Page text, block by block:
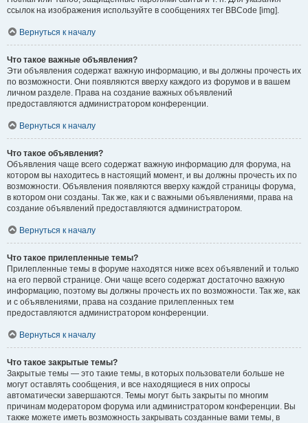
ссылок на изображения используйте в сообщениях тег BBCode [img].
Вернуться к началу
Что такое важные объявления?
Эти объявления содержат важную информацию, и вы должны прочесть их
по возможности. Они появляются вверху каждого из форумов и в вашем
личном разделе. Права на создание важных объявлений
предоставляются администратором конференции.
Вернуться к началу
Что такое объявления?
Объявления чаще всего содержат важную информацию для форума, на
котором вы находитесь в настоящий момент, и вы должны прочесть их по
возможности. Объявления появляются вверху каждой страницы форума,
в котором они созданы. Так же, как и с важными объявлениями, права на
создание объявлений предоставляются администратором.
Вернуться к началу
Что такое прилепленные темы?
Прилепленные темы в форуме находятся ниже всех объявлений и только
на его первой странице. Они чаще всего содержат достаточно важную
информацию, поэтому вы должны прочесть их по возможности. Так же, как
и с объявлениями, права на создание прилепленных тем
предоставляются администратором конференции.
Вернуться к началу
Что такое закрытые темы?
Закрытые темы — это такие темы, в которых пользователи больше не
могут оставлять сообщения, и все находящиеся в них опросы
автоматически завершаются. Темы могут быть закрыты по многим
причинам модератором форума или администратором конференции. Вы
также можете иметь возможность закрывать созданные вами темы, в